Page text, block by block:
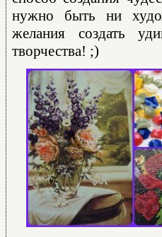
нужно быть ни
желания создать
творчества! ;)